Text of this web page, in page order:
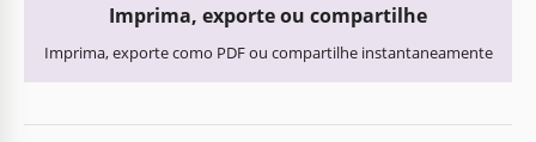
Imprima, exporte ou compartilhe
Imprima, exporte como PDF ou compartilhe instantaneamente